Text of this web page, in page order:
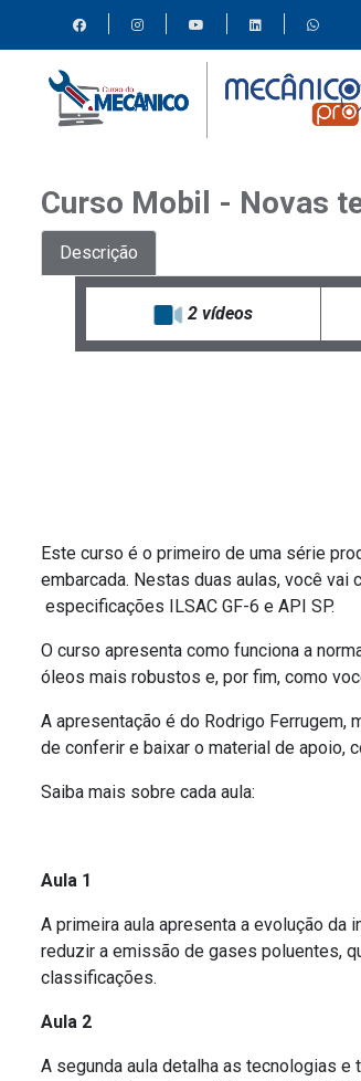
Curso Mobil - Novas
Descrição
2 vídeos
Este curso é o primeiro de uma série
embarcada. Nestas duas aulas, você
especificações ILSAC GF-6 e API SP.
O curso apresenta como funciona a
óleos mais robustos e, por fim, como
A apresentação é do Rodrigo Ferrugem,
de conferir e baixar o material de apoio,
Saiba mais sobre cada aula:
Aula 1
A primeira aula apresenta a evolução
reduzir a emissão de gases poluentes,
classificações.
Aula 2
A segunda aula detalha as tecnologias